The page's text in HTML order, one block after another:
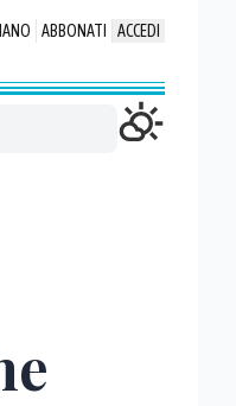
ABBONATI ACCEDI